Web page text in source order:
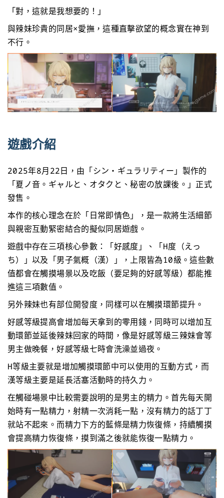
「對，這就是我想要的！」
與辣妹珍貴的同居×愛撫，這種直擊欲望的概念實在神到
不行。
遊戲介紹
2025年8月22日，由「シン・ギュラリティー」製作的
「夏ノ音。ギャルと、オタクと、秘密の放課後。」正式
發售。
本作的核心理念在於「日常即情色」，是一款將生活細節
與親密互動緊密結合的擬似同居遊戲。
遊戲中存在三項核心參數：「好感度」、「H度（えっ
ち）」以及「男子氣概（漢）」，上限皆為10級。這些數
值都會在觸摸場景以及吃飯（要足夠的好感等級）都能推
進這三項數值。
另外辣妹也有部位開發度，同樣可以在觸摸環節提升。
好感等級提高會增加每天拿到的零用錢，同時可以增加互
動環節並延後辣妹回家的時間，像是好感等級三辣妹會等
男主做晚餐，好感等級七時會洗澡並過夜。
H等級主要就是增加觸摸環節中可以使用的互動方式，而
漢等級主要是延長活塞活動時的持久力。
在觸碰場景中比較需要說明的是男主的精力。首先每天開
始時有一點精力，射精一次消耗一點，沒有精力的話丁丁
就站不起來。而精力下方的藍條是精力恢復條，持續觸摸
會提高精力恢復條，摸到滿之後就能恢復一點精力。